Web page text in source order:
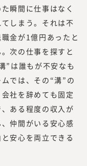
瞬間に仕事はなく
しまう。それは不
金が1億円あったと
次の仕事を探すと
”は誰もが不安なも
では、その“溝”の
社を辞めても固定
ある程度の収入が
仲間がいる安心感
安心を両立できる